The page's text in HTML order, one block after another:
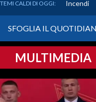
CRONACA SARDEGNA
PROVINCIA DI CAGLIARI
TEMI CALDI DI OGGI: Incendi
SFOGLIA IL
MULTIMEDIA